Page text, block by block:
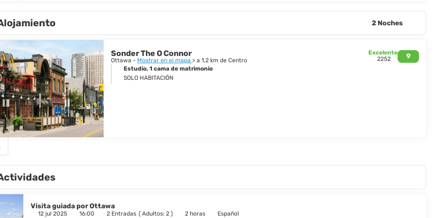
2 Noches
Sonder The O Connor
Ottawa - Mostrar en el mapa > a 1,2 km de Centro
9
Excelente
2252
Estudio, 1 cama de matrimonio
SOLO HABITACIÓN
Visita guiada por Ottawa
12 jul 2025 16:00 2 Entradas ( Adultos: 2 ) 2 horas Español